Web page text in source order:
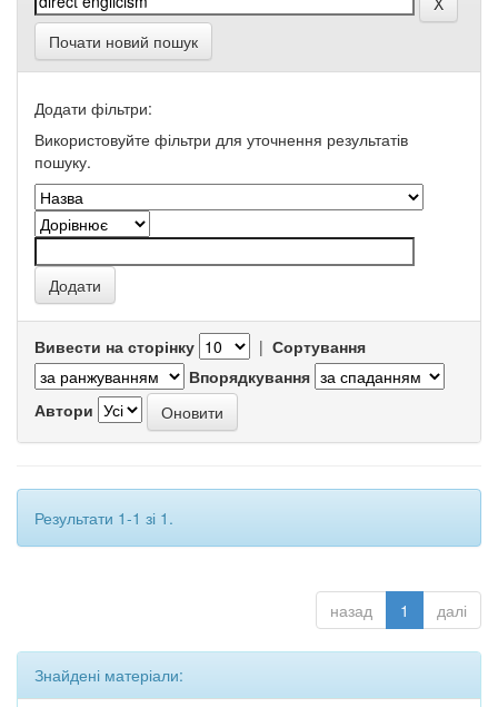
Почати новий пошук
Додати фільтри:
Використовуйте фільтри для уточнення результатів
пошуку.
Вивести на сторінку | Сортування
Впорядкування
Автори
Результати 1-1 зі 1.
назад 1 далі
Знайдені матеріали: